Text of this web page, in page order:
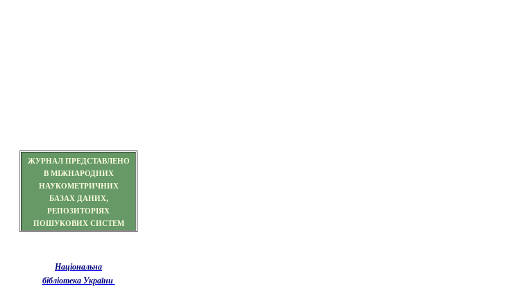
ЖУРНАЛ ПРЕДСТАВЛЕНО
В МІЖНАРОДНИХ
НАУКОМЕТРИЧНИХ
БАЗАХ ДАНИХ,
РЕПОЗИТОРІЯХ
ПОШУКОВИХ СИСТЕМ
Національна
бібліотека України